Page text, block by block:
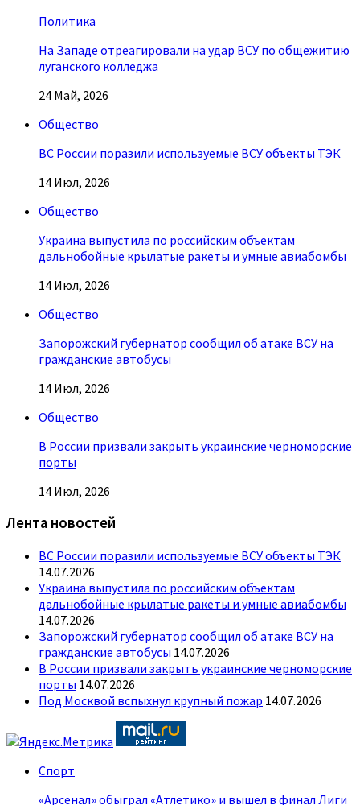
Политика
На Западе отреагировали на удар ВСУ по общежитию
луганского колледжа
24 Май, 2026
Общество
ВС России поразили используемые ВСУ объекты ТЭК
14 Июл, 2026
Общество
Украина выпустила по российским объектам
дальнобойные крылатые ракеты и умные авиабомбы
14 Июл, 2026
Общество
Запорожский губернатор сообщил об атаке ВСУ на
гражданские автобусы
14 Июл, 2026
Общество
В России призвали закрыть украинские черноморские
порты
14 Июл, 2026
Лента новостей
ВС России поразили используемые ВСУ объекты ТЭК
14.07.2026
Украина выпустила по российским объектам
дальнобойные крылатые ракеты и умные авиабомбы
14.07.2026
Запорожский губернатор сообщил об атаке ВСУ на
гражданские автобусы 14.07.2026
В России призвали закрыть украинские черноморские
порты 14.07.2026
Под Москвой вспыхнул крупный пожар 14.07.2026
Спорт
«Арсенал» обыграл «Атлетико» и вышел в финал Лиги